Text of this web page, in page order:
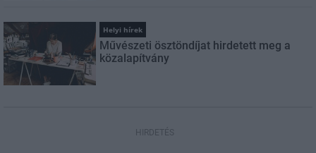
Helyi hírek
Művészeti ösztöndíjat hirdetett meg a
közalapítvány
HIRDETÉS